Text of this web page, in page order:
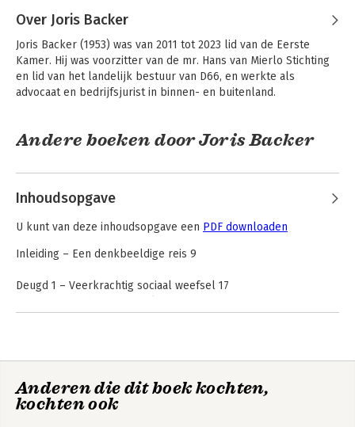
Over Joris Backer
Joris Backer (1953) was van 2011 tot 2023 lid van de Eerste
Kamer. Hij was voorzitter van de mr. Hans van Mierlo Stichting
en lid van het landelijk bestuur van D66, en werkte als
advocaat en bedrijfsjurist in binnen- en buitenland.
Andere boeken door Joris Backer
Inhoudsopgave
U kunt van deze inhoudsopgave een PDF downloaden
Inleiding – Een denkbeeldige reis 9
Deugd 1 – Veerkrachtig sociaal weefsel 17
Verzuiling: hoe verbinden we burger en staat? 19
De enige constante? Verandering! 30
De wet van behoud van onbehagen 32
Een handleiding in populisme 33
(On)gelijke kansen, groepsvorming en individualisering 40
Anderen die dit boek kochten,
kochten ook